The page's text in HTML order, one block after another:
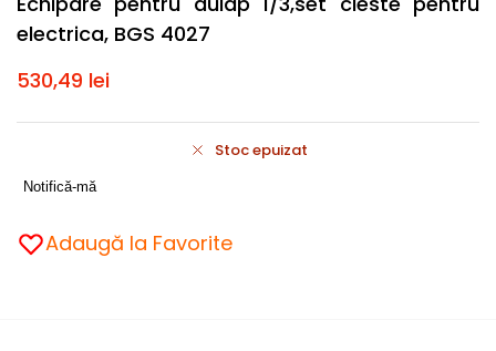
electrica, BGS 4027
530,49 lei
Stoc epuizat
Notifică-mă
Adaugă la Favorite